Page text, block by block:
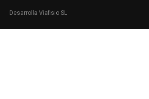
Desarrolla Viafisio SL